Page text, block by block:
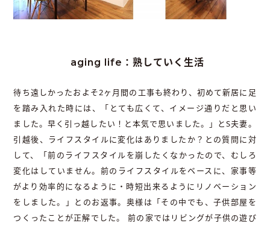
aging life：熟していく生活
待ち遠しかったおよそ2ヶ月間の工事も終わり、初めて新居に足
を踏み入れた時には、「とても広くて、イメージ通りだと思い
ました。早く引っ越したい！と本気で思いました。」とS夫妻。
引越後、ライフスタイルに変化はありましたか？との質問に対
して、「前のライフスタイルを崩したくなかったので、むしろ
変化はしていません。前のライフスタイルをベースに、家事等
がより効率的になるように・時短出来るようにリノベーション
をしました。」とのお返事。奥様は「その中でも、子供部屋を
つくったことが正解でした。 前の家ではリビングが子供の遊び